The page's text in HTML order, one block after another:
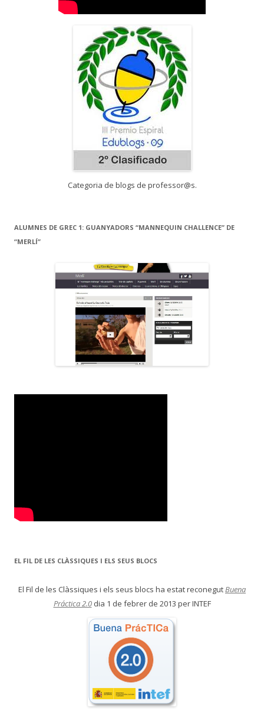
Categoria de blogs de professor@s.
ALUMNES DE GREC 1: GUANYADORS “MANNEQUIN CHALLENCE” DE
“MERLÍ”
EL FIL DE LES CLÀSSIQUES I ELS SEUS BLOCS
El Fil de les Clàssiques i els seus blocs ha estat reconegutBuena
Práctica 2.0 dia 1 de febrer de 2013 per INTEF